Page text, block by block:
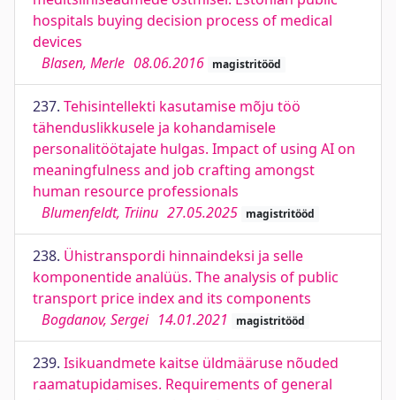
hospitals buying decision process of medical
devices
Blasen, Merle 08.06.2016 magistritööd
237. Tehisintellekti kasutamise mõju töö
tähenduslikkusele ja kohandamisele
personalitöötajate hulgas. Impact of using AI on
meaningfulness and job crafting amongst
human resource professionals
Blumenfeldt, Triinu 27.05.2025 magistritööd
238. Ühistranspordi hinnaindeksi ja selle
komponentide analüüs. The analysis of public
transport price index and its components
Bogdanov, Sergei 14.01.2021 magistritööd
239. Isikuandmete kaitse üldmääruse nõuded
raamatupidamises. Requirements of general